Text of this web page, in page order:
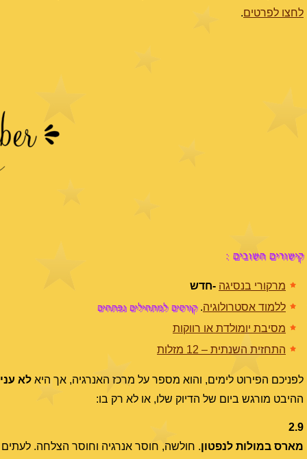
לחצו לפרטים.
קישורים חשובים :
מרקורי בנסיגה -חדש
ללמוד אסטרולוגיה.קורסים למתחילים נפתחים
מסיבת יומולדת או רווקות
התחזית השנתית – 12 מזלות
לפניכם הפירוט לימים, והוא מספר על מרכז האנרגיה, אך היא לא
ההיבט מורגש ביום של הדיוק שלו, או לא רק בו:
2.9
מארס במולות לנפטון. חולשה, חוסר אנרגיה וחוסר הצלחה.